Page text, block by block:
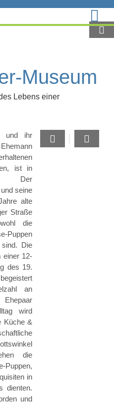
Museum
Lebens einer
und ihr
ist in
Der
seine
alte
Straße
die
Puppen
Die
einer 12-
des 19.
an
wird
Küche &
die
Puppen,
in
dienten.
und